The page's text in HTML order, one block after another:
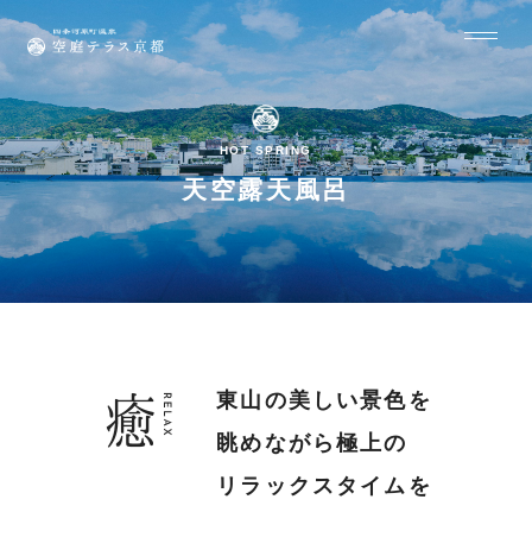
HOT SPRING
天空露天風呂
東山の美しい景色を
眺めながら極上の
リラックスタイムを